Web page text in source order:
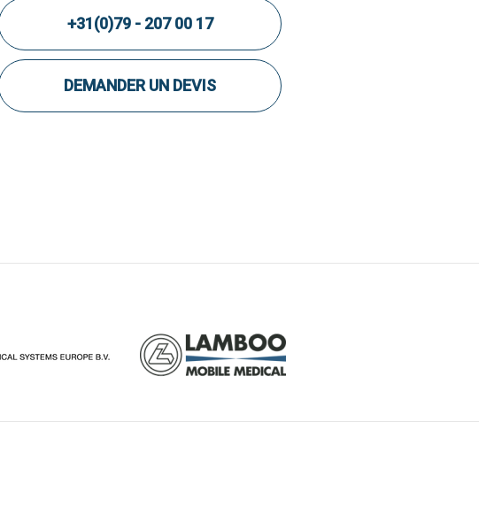
+31(0)79 - 207 00 17
DEMANDER UN DEVIS